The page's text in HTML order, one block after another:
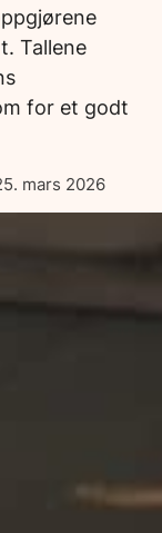
Tallene
for et godt
mars 2026